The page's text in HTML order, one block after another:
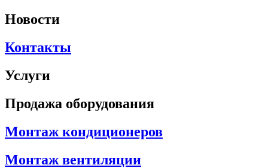
Новости
Контакты
Услуги
Продажа оборудования
Монтаж кондиционеров
Монтаж вентиляции